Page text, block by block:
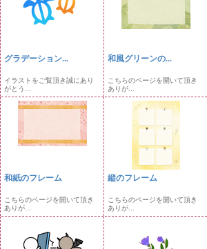
グラデーション...
イラストをご覧頂き誠にあり
がとう...
和風グリーンの...
こちらのページを開いて頂き
ありが...
和紙のフレーム
こちらのページを開いて頂き
ありが...
縦のフレーム
こちらのページを開いて頂き
ありが...